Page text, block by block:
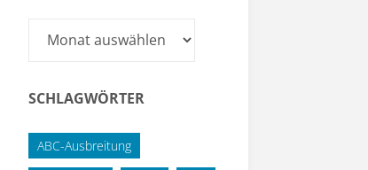
Archiv
SCHLAGWÖRTER
ABC-Ausbreitung